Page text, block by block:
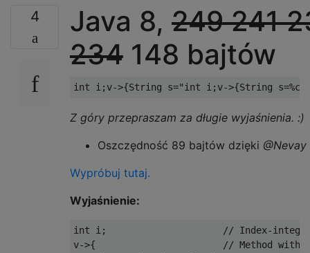
4 Java 8, 249241
234 148 bajtów
int i ; v->{String s="int i;v->{String
Z góry przepraszam za długie wyjaśnienia. :)
Oszczędność 89 bajtów dzięki @Nevay
Wypróbuj tutaj.
Wyjaśnienie:
int i ;
// Index-
v->{
// Method with